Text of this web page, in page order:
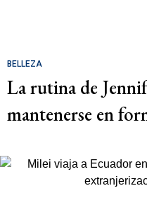
BELLEZA
La rutina de
mantenerse en